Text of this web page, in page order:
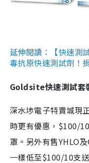
延伸閱讀：【快速測
毒抗原快速測試劑！
Goldsite快速測試套
深水埗電子特賣城現
時更有優惠，$100/
罩。另外有售YHLO
一樣低至$100/10支